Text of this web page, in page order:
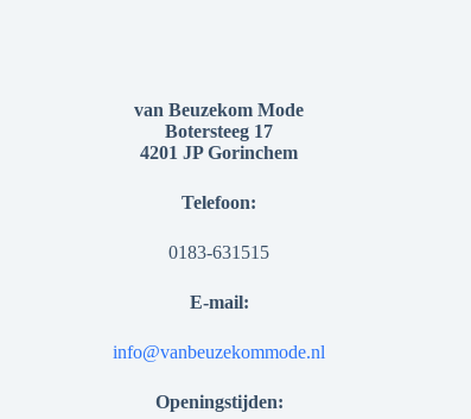
van Beuzekom Mode
Botersteeg 17
4201 JP Gorinchem
Telefoon:
0183-631515
E-mail:
info@vanbeuzekommode.nl
Openingstijden: